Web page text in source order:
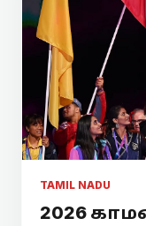
TAMIL NADU
2026